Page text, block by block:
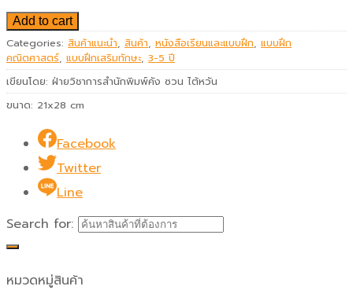
Add to cart
Categories: สินค้าแนะนำ สินค้า หนังสือเรียนและแบบฝึก แบบฝึก
คณิตศาสตร์ แบบฝึกเสริมทักษะ 3-5 ปี
เขียนโดย: ฝ่ายวิชาการสำนักพิมพ์คัง ซวน ไต้หวัน
ขนาด: 21x28 cm
Facebook
Twitter
Line
Search for:
หมวดหมู่สินค้า